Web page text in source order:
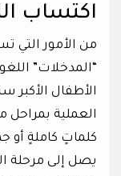
اكتساب
من الأمور التي
“المدخلات”
الأطفال
العملية بمراحل
كلماتٍ كاملةٍ أو
يصل إلى مرحلة